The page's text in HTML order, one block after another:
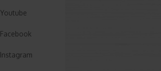
Youtube
Facebook
Instagram